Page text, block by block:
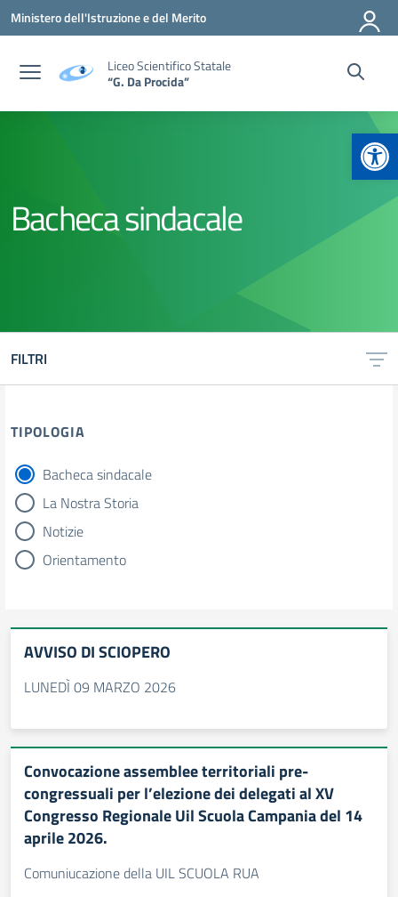
Vai ai contenuti
Vai al menu di navigazione
Vai al footer
Ministero dell'Istruzione e del Merito
Liceo Scientifico Statale
“G. Da Procida”
Bacheca sindacale
FILTRI
TIPOLOGIA
tipologia di articoli
Bacheca sindacale
La Nostra Storia
Notizie
Orientamento
AVVISO DI SCIOPERO
LUNEDÌ 09 MARZO 2026
Convocazione assemblee territoriali pre-
congressuali per l’elezione dei delegati al XV
Congresso Regionale Uil Scuola Campania del 14
aprile 2026.
Comuniucazione della UIL SCUOLA RUA